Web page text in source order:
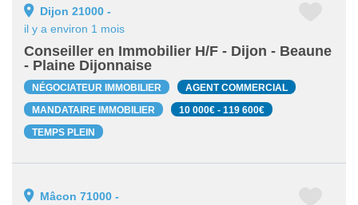
Dijon 21000 -
il y a environ 1 mois
Conseiller en Immobilier H/F - Dijon - Beaune
- Plaine Dijonnaise
NÉGOCIATEUR IMMOBILIER
AGENT COMMERCIAL
MANDATAIRE IMMOBILIER
10 000€ - 119 600€
TEMPS PLEIN
Mâcon 71000 -